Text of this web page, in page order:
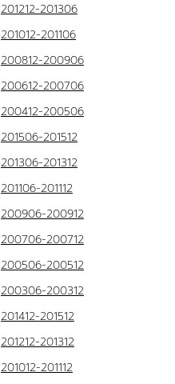
201212-201306
201012-201106
200812-200906
200612-200706
200412-200506
201506-201512
201306-201312
201106-201112
200906-200912
200706-200712
200506-200512
200306-200312
201412-201512
201212-201312
201012-201112